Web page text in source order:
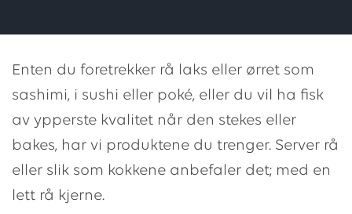
Enten du foretrekker rå laks eller ørret som
sashimi, i sushi eller poké, eller du vil ha fisk
av ypperste kvalitet når den stekes eller
bakes, har vi produktene du trenger. Server rå
eller slik som kokkene anbefaler det; med en
lett rå kjerne.